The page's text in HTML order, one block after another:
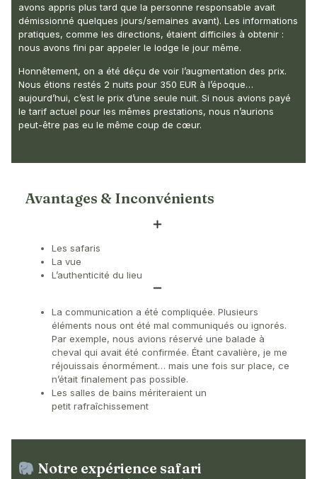
avons appris plus tard que la personne responsable avait
démissionné quelques jours/semaines avant). Les informations
pratiques, comme les directions, étaient difficiles à obtenir :
nous avons fini par appeler le lodge le jour même.
Honnêtement, on a été déçu de voir l’augmentation des prix.
Nous étions restés 2 nuits pour 350 EUR à l’époque…
aujourd’hui, c’est le prix d’une seule nuit. Si nous avions payé
le tarif actuel pour les mêmes prestations, nous n’aurions
peut-être pas eu le même coup de cœur.
Avantages & Inconvénients
Les safaris
La vue
L’authenticité du lieu
La communication a été compliquée. Plusieurs
éléments nous ont été mal communiqués ou ignorés.
Par exemple, nous avions réservé une balade à
cheval qui avait été confirmée. Étant cavalière, je me
réjouissais énormément… mais une fois sur place, ce
n’était finalement pas possible.
Les salles de bains mériteraient un
petit rafraîchissement
Notre expérience safari